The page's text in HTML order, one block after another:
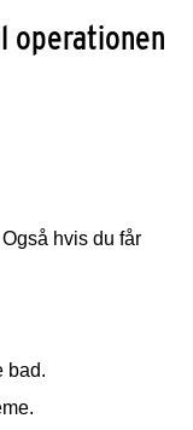
operationen
hvis du får
bad.